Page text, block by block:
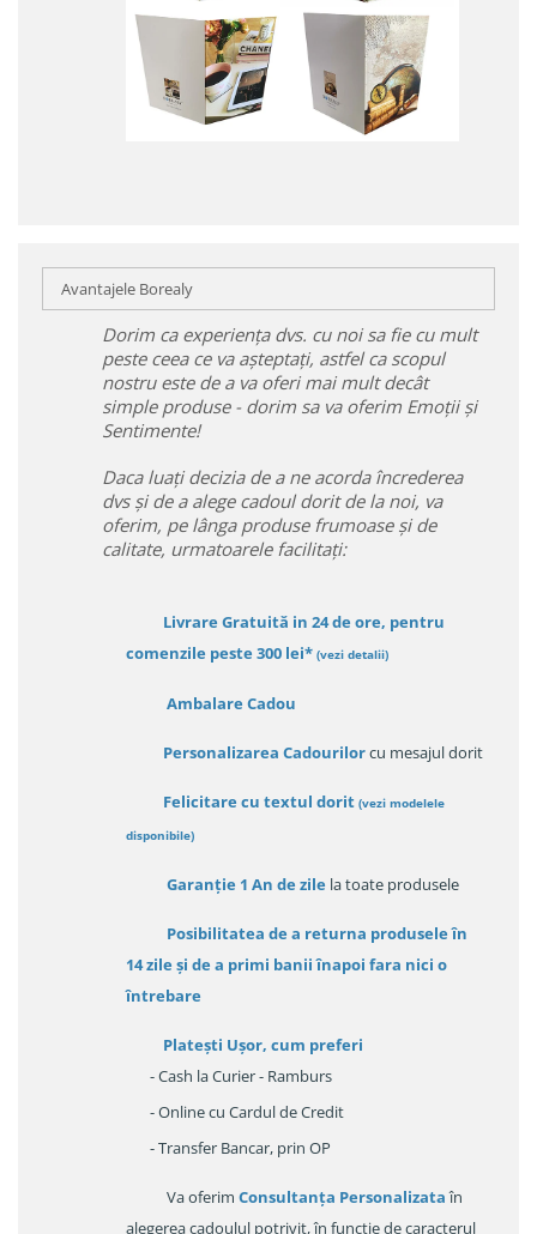
Avantajele Borealy
Dorim ca experiența dvs. cu noi sa fie cu mult
peste ceea ce va așteptați, astfel ca scopul
nostru este de a va oferi mai mult decât
simple produse - dorim sa va oferim Emoții și
Sentimente!
Daca luați decizia de a ne acorda încrederea
dvs și de a alege cadoul dorit de la noi, va
oferim, pe lânga produse frumoase și de
calitate, urmatoarele facilitați:
Livrare Gratuită in 24 de ore, pentru
comenzile peste 300 lei* (vezi detalii)
Ambalare Cadou
Personalizarea Cadourilorcu mesajul dorit
Felicitare cu textul dorit (vezi modelele
disponibile)
Garanție 1 An de zile la toate produsele
Posibilitatea de a returna produsele în
14 zileși de a primi banii înapoi fara nici o
întrebare
Platești Ușor, cum preferi
- Cash la Curier - Ramburs
- Online cu Cardul de Credit
- Transfer Bancar, prin OP
Va oferim Consultanța Personalizataîn
alegerea cadoulul potrivit, în funcție de caracterul